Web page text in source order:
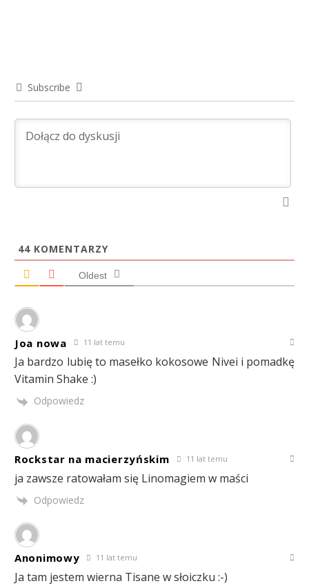
Subscribe
44 KOMENTARZY
Oldest
Joa nowa 11 lat temu
Ja bardzo lubię to masełko kokosowe Nivei i pomadkę
Vitamin Shake :)
Odpowiedz
Rockstar na macierzyńskim 11 lat temu
ja zawsze ratowałam się Linomagiem w maści
Odpowiedz
Anonimowy 11 lat temu
Ja tam jestem wierna Tisane w słoiczku :-)